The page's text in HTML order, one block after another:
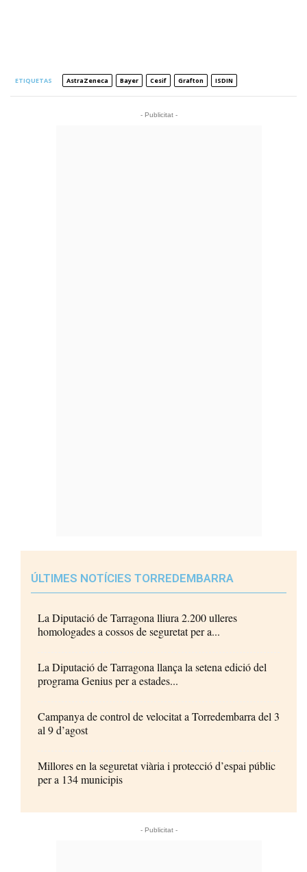
ETIQUETAS AstraZeneca Bayer Cesif Grafton ISDIN
- Publicitat -
ÚLTIMES NOTÍCIES TORREDEMBARRA
La Diputació de Tarragona lliura 2.200 ulleres
homologades a cossos de seguretat per a...
La Diputació de Tarragona llança la setena edició del
programa Genius per a estades...
Campanya de control de velocitat a Torredembarra del 3
al 9 d’agost
Millores en la seguretat viària i protecció d’espai públic
per a 134 municipis
- Publicitat -